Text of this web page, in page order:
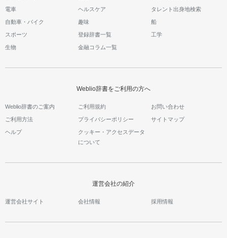
電車 ヘルスケア タレント出身地検索
自動車・バイク 趣味 船
スポーツ 登録辞書一覧 工学
生物 金融コラム一覧
Weblio辞書をご利用の方へ
Weblio辞書のご案内 ご利用規約 お問い合わせ
ご利用方法 プライバシーポリシー サイトマップ
ヘルプ
クッキー・アクセスデータ
について
運営会社の紹介
運営会社サイト 会社情報 採用情報